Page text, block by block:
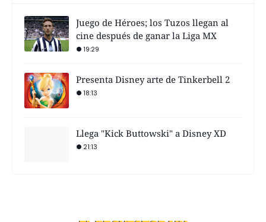
Juego de Héroes; los Tuzos llegan al
cine después de ganar la Liga MX
19:29
Presenta Disney arte de Tinkerbell 2
18:13
Llega "Kick Buttowski" a Disney XD
21:13